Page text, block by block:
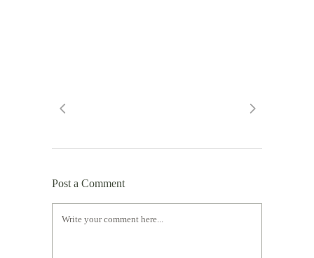
Post a Comment